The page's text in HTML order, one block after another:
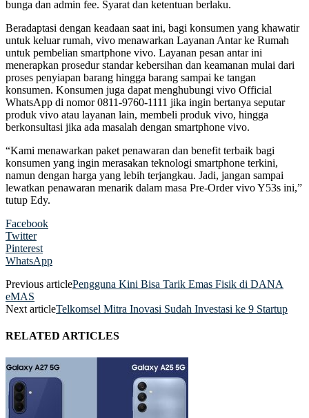
bunga dan admin fee. Syarat dan ketentuan berlaku.
Beradaptasi dengan keadaan saat ini, bagi konsumen yang khawatir
untuk keluar rumah, vivo menawarkan Layanan Antar ke Rumah
untuk pembelian smartphone vivo. Layanan pesan antar ini
menerapkan prosedur standar kebersihan dan keamanan mulai dari
proses penyiapan barang hingga barang sampai ke tangan
konsumen. Konsumen juga dapat menghubungi vivo Official
WhatsApp di nomor 0811-9760-1111 jika ingin bertanya seputar
produk vivo atau layanan lain, membeli produk vivo, hingga
berkonsultasi jika ada masalah dengan smartphone vivo.
“Kami menawarkan paket penawaran dan benefit terbaik bagi
konsumen yang ingin merasakan teknologi smartphone terkini,
namun dengan harga yang lebih terjangkau. Jadi, jangan sampai
lewatkan penawaran menarik dalam masa Pre-Order vivo Y53s ini,”
tutup Edy.
Facebook
Twitter
Pinterest
WhatsApp
Previous articlePengguna Kini Bisa Tarik Emas Fisik di DANA
eMAS
Next articleTelkomsel Mitra Inovasi Sudah Investasi ke 9 Startup
RELATED ARTICLES